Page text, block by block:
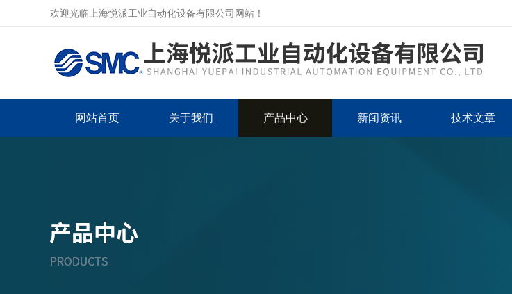
欢迎光临上海悦派工业自动化设备有限公司网站！
网站首页 关于我们 产品中心 新闻资讯 技术文章